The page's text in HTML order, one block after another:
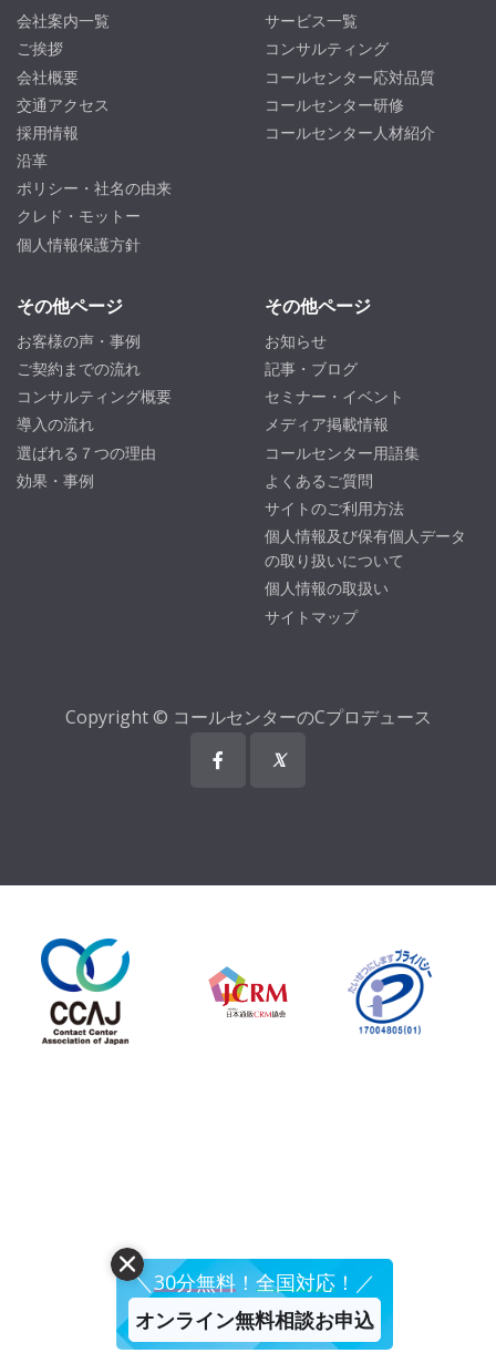
会社案内一覧
ご挨拶
会社概要
交通アクセス
採用情報
沿革
ポリシー・社名の由来
クレド・モットー
個人情報保護方針
サービス一覧
コンサルティング
コールセンター応対品質
コールセンター研修
コールセンター人材紹介
その他ページ
お客様の声・事例
ご契約までの流れ
コンサルティング概要
導入の流れ
選ばれる７つの理由
効果・事例
その他ページ
お知らせ
記事・ブログ
セミナー・イベント
メディア掲載情報
コールセンター用語集
よくあるご質問
サイトのご利用方法
個人情報及び保有個人データ
の取り扱いについて
個人情報の取扱い
サイトマップ
Copyright © コールセンターのCプロデュース
＼ 30分無料 ！ 全国対応 ！／
オンライン無料相談お申込